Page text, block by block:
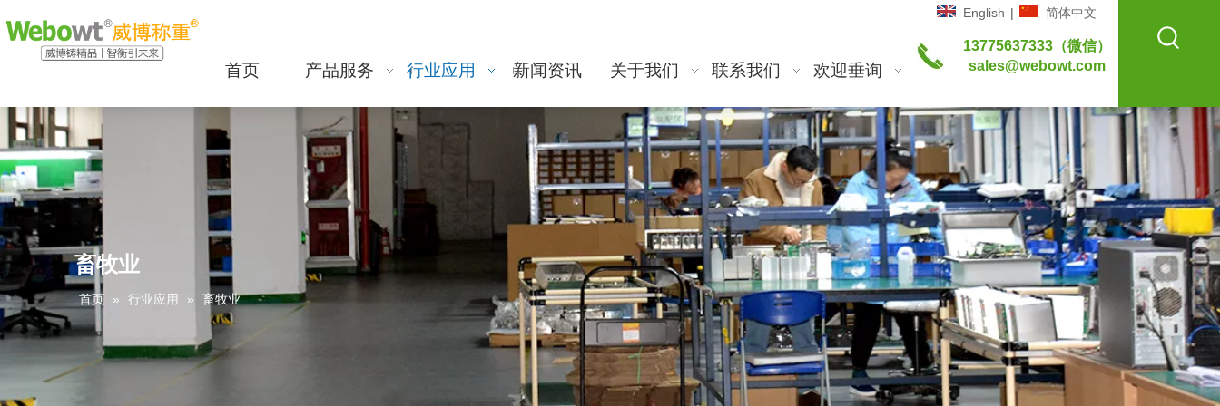
首页 产品服务 行业应用 新闻资讯 关于我们 联系我们 欢迎垂询
English | 简体中文
13775637333（微信）
sales@webowt.com
畜牧业
首页 » 行业应用 » 畜牧业